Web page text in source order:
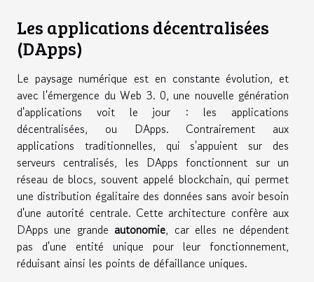
Les applications décentralisées
(DApps)
Le paysage numérique est en constante évolution, et
avec l'émergence du Web 3. 0, une nouvelle génération
d'applications voit le jour : les applications
décentralisées, ou DApps. Contrairement aux
applications traditionnelles, qui s'appuient sur des
serveurs centralisés, les DApps fonctionnent sur un
réseau de blocs, souvent appelé blockchain, qui permet
une distribution égalitaire des données sans avoir besoin
d'une autorité centrale. Cette architecture confère aux
DApps une grande autonomie, car elles ne dépendent
pas d'une entité unique pour leur fonctionnement,
réduisant ainsi les points de défaillance uniques.